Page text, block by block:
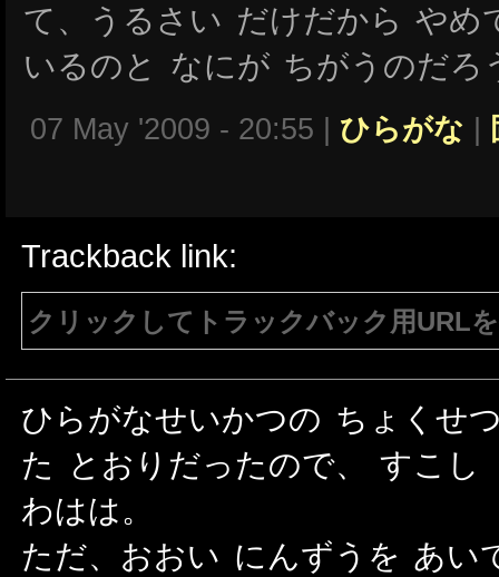
て、うるさい だけだから やめ
いるのと なにが ちがうのだろ
07 May '2009 - 20:55 | ひらがな
Trackback link:
クリックしてトラックバック用URL
有効である必要があります。
ひらがなせいかつの ちょくせ
た とおりだったので、 すこし
わはは。
ただ、おおい にんずうを あい